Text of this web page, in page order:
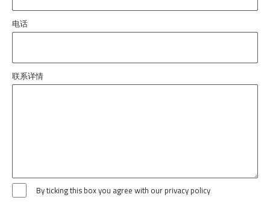
电话
联系详情
By ticking this box you agree with our privacy policy